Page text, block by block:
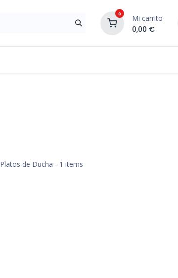
0 Mi carrito
0,00 €
Platos de Ducha - 1 items